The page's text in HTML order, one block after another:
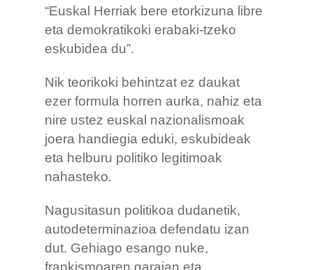
“Euskal Herriak bere etorkizuna libre
eta demokratikoki erabaki-tzeko
eskubidea du”.
Nik teorikoki behintzat ez daukat
ezer formula horren aurka, nahiz eta
nire ustez euskal nazionalismoak
joera handiegia eduki, eskubideak
eta helburu politiko legitimoak
nahasteko.
Nagusitasun politikoa dudanetik,
autodeterminazioa defendatu izan
dut. Gehiago esango nuke,
frankismoaren garaian eta